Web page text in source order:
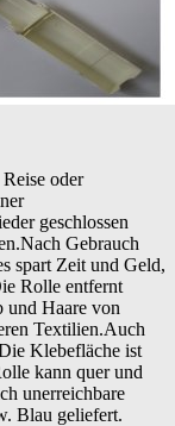
oder
geschlossen
Gebrauch
spart Zeit und Geld,
Rolle entfernt
und Haare von
Textilien.Auch
Klebefläche ist
kann quer und
unerreichbare
Blau geliefert.